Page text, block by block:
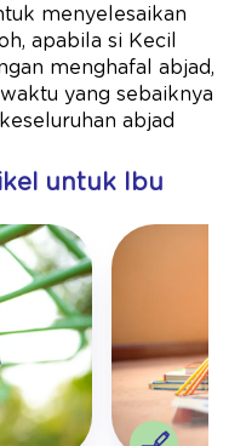
menyelesaikan
apabila si Kecil
menghafal abjad,
yang sebaiknya
abjad
untuk Ibu